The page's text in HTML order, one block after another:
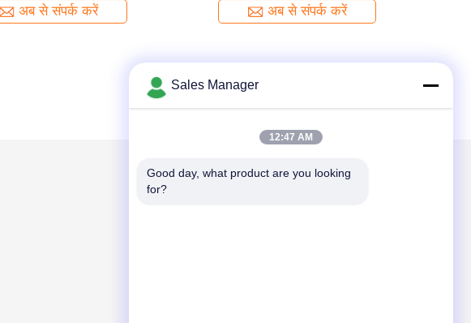
अब से संपर्क करें अब से संपर्क करें
हमें मेल करें
Sales Manager
12:47 AM
Good day, what product are you looking
for?